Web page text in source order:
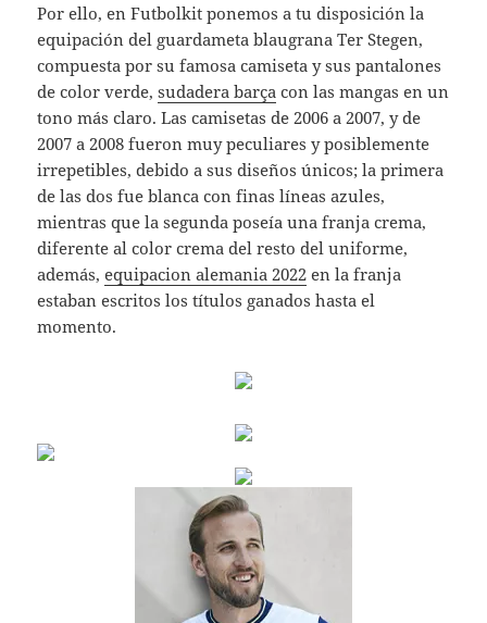
Por ello, en Futbolkit ponemos a tu disposición la
equipación del guardameta blaugrana Ter Stegen,
compuesta por su famosa camiseta y sus pantalones
de color verde,sudadera barça con las mangas en un
tono más claro. Las camisetas de 2006 a 2007, y de
2007 a 2008 fueron muy peculiares y posiblemente
irrepetibles, debido a sus diseños únicos; la primera
de las dos fue blanca con finas líneas azules,
mientras que la segunda poseía una franja crema,
diferente al color crema del resto del uniforme,
además,equipacion alemania 2022 en la franja
estaban escritos los títulos ganados hasta el
momento.